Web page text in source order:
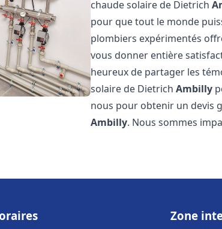
chaude solaire de Dietrich
pour que tout le monde
plombiers expérimentés
vous donner entière
heureux de partager les
solaire de DietrichAmbilly
nous pour obtenir un devis
Ambilly. Nous sommes
Zone